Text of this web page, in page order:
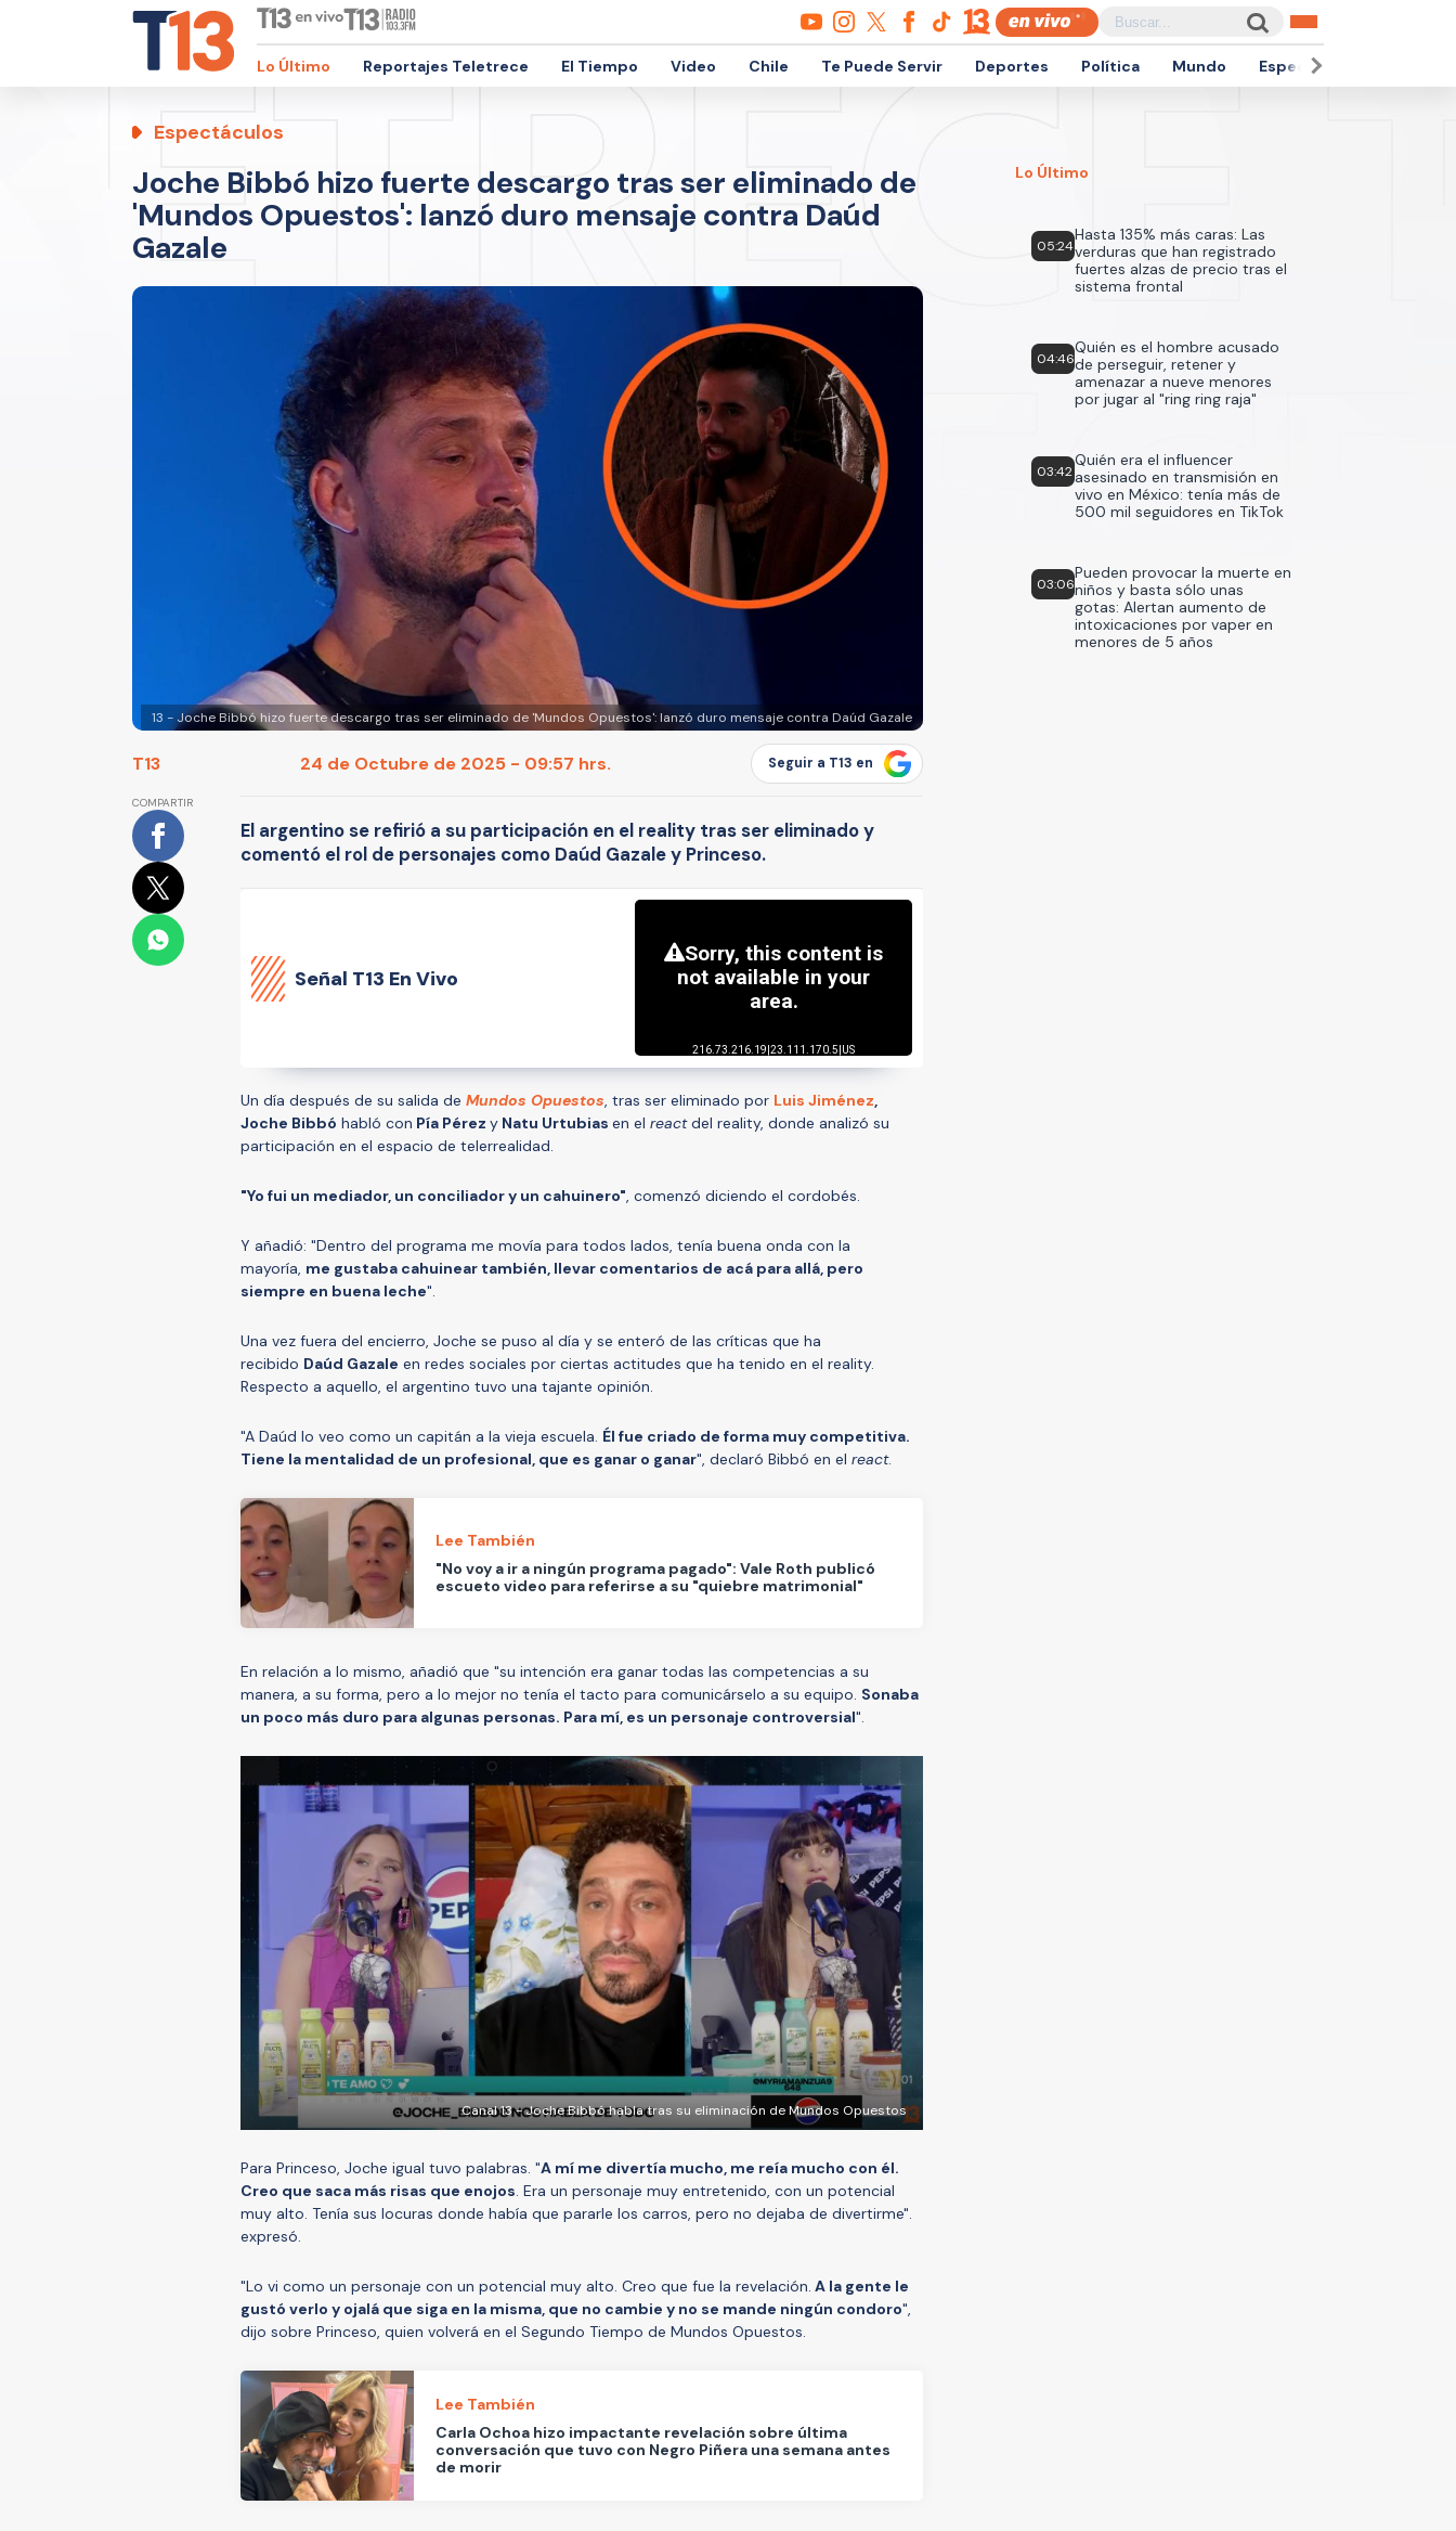
Lo Último Reportajes Teletrece El Tiempo Video Chile Te Puede Servir Deportes Política Mundo Espectáculos
Espectáculos
Joche Bibbó hizo fuerte descargo tras ser eliminado de
'Mundos Opuestos': lanzó duro mensaje contra Daúd
Gazale
13 - Joche Bibbó hizo fuerte descargo tras ser eliminado de 'Mundos Opuestos': lanzó duro mensaje contra Daúd Gazale
T13 24 de Octubre de 2025 - 09:57 hrs. Seguir a T13 en
COMPARTIR
El argentino se refirió a su participación en el reality tras ser eliminado y
comentó el rol de personajes como Daúd Gazale y Princeso.
Señal T13 En Vivo
Un día después de su salida de Mundos Opuestos, tras ser eliminado por Luis Jiménez,
Joche Bibbó habló con Pía Pérez y Natu Urtubias en el reactdel reality, donde analizó su
participación en el espacio de telerrealidad.
"Yo fui un mediador, un conciliador y un cahuinero", comenzó diciendo el cordobés.
Y añadió: "Dentro del programa me movía para todos lados, tenía buena onda con la
mayoría, me gustaba cahuinear también, llevar comentarios de acá para allá, pero
siempre en buena leche".
Una vez fuera del encierro, Joche se puso al día y se enteró de las críticas que ha
recibido Daúd Gazale en redes sociales por ciertas actitudes que ha tenido en el reality.
Respecto a aquello, el argentino tuvo una tajante opinión.
"A Daúd lo veo como un capitán a la vieja escuela. Él fue criado de forma muy competitiva.
Tiene la mentalidad de un profesional, que es ganar o ganar", declaró Bibbó en el react.
Lee También
"No voy a ir a ningún programa pagado": Vale Roth publicó
escueto video para referirse a su "quiebre matrimonial"
En relación a lo mismo, añadió que "su intención era ganar todas las competencias a su
manera, a su forma, pero a lo mejor no tenía el tacto para comunicárselo a su equipo. Sonaba
un poco más duro para algunas personas. Para mí, es un personaje controversial".
Canal 13 - Joche Bibbó habla tras su eliminación de Mundos Opuestos
Para Princeso, Joche igual tuvo palabras. "A mí me divertía mucho, me reía mucho con él.
Creo que saca más risas que enojos. Era un personaje muy entretenido, con un potencial
muy alto. Tenía sus locuras donde había que pararle los carros, pero no dejaba de divertirme".
expresó.
"Lo vi como un personaje con un potencial muy alto. Creo que fue la revelación. A la gente le
gustó verlo y ojalá que siga en la misma, que no cambie y no se mande ningún condoro",
dijo sobre Princeso, quien volverá en el Segundo Tiempo de Mundos Opuestos.
Lee También
Carla Ochoa hizo impactante revelación sobre última
conversación que tuvo con Negro Piñera una semana antes
de morir
Lo Último
05:24
Hasta 135% más caras: Las
verduras que han registrado
fuertes alzas de precio tras el
sistema frontal
04:46
Quién es el hombre acusado
de perseguir, retener y
amenazar a nueve menores
por jugar al "ring ring raja"
03:42
Quién era el influencer
asesinado en transmisión en
vivo en México: tenía más de
500 mil seguidores en TikTok
03:06
Pueden provocar la muerte en
niños y basta sólo unas
gotas: Alertan aumento de
intoxicaciones por vaper en
menores de 5 años